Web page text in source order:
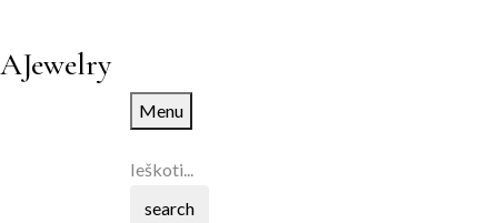
AJewelry
Menu
Ieškoti...
search